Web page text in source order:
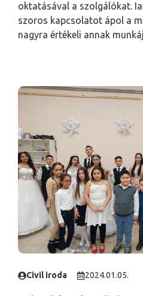
oktatásával a szolgálókat.
szoros kapcsolatot ápol a
nagyra értékeli annak
Civil iroda 2024.01.05.